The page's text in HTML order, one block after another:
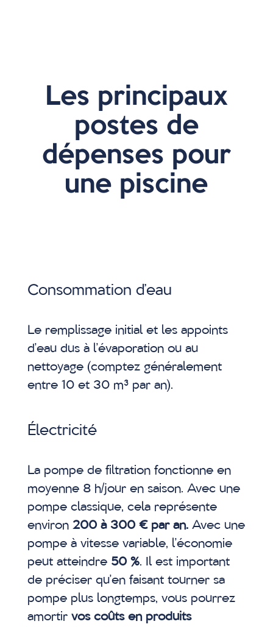
Les principaux
postes de
dépenses pour
une piscine
Consommation d’eau
Le remplissage initial et les appoints
d’eau dus à l’évaporation ou au
nettoyage (comptez généralement
entre 10 et 30 m³ par an).
Électricité
La pompe de filtration fonctionne en
moyenne 8 h/jour en saison. Avec une
pompe classique, cela représente
environ 200 à 300 € par an.Avec une
pompe à vitesse variable, l’économie
peut atteindre 50 %. Il est important
de préciser qu’en faisant tourner sa
pompe plus longtemps, vous pourrez
amortir vos coûts en produits